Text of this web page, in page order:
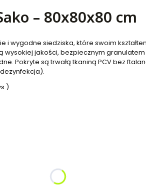
– 80x80x80 cm
i wygodne siedziska, które swoim
wysokiej jakości, bezpiecznym
Pokryte są trwałą tkaniną PCV bez